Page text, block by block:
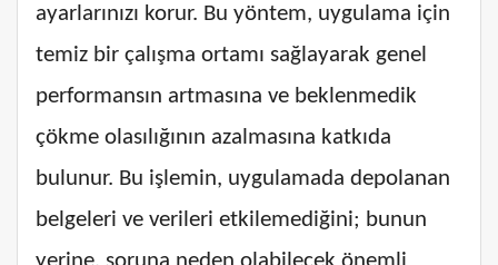
ayarlarınızı korur. Bu yöntem, uygulama için
temiz bir çalışma ortamı sağlayarak genel
performansın artmasına ve beklenmedik
çökme olasılığının azalmasına katkıda
bulunur. Bu işlemin, uygulamada depolanan
belgeleri ve verileri etkilemediğini; bunun